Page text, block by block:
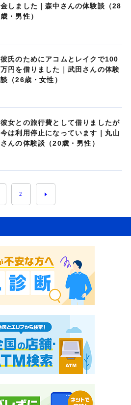
金しました｜森中さんの体験談（28
歳・男性）
彼氏のためにアコムとレイクで100
万円を借りました｜武田さんの体験
談（26歳・女性）
彼女との旅行費として借りましたが
今は利用停止になっています｜丸山
さんの体験談（20歳・男性）
2